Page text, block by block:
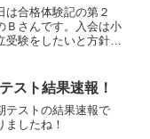
は合格体験記の第２
Ｂさんです。入会は小
受験をしたいと方針転
伸ばせるか…幸い読書
績は良かっ...
スト結果速報！
テストの結果速報で
ましたね！